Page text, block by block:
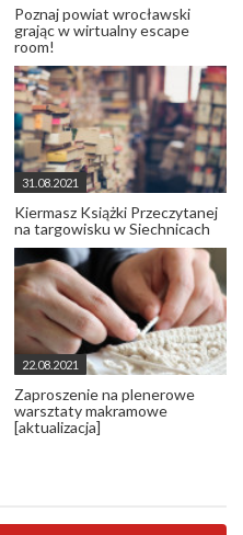
Poznaj powiat wrocławski
grając w wirtualny escape
room!
31.08.2021
Kiermasz Książki Przeczytanej
na targowisku w Siechnicach
22.08.2021
Zaproszenie na plenerowe
warsztaty makramowe
[aktualizacja]